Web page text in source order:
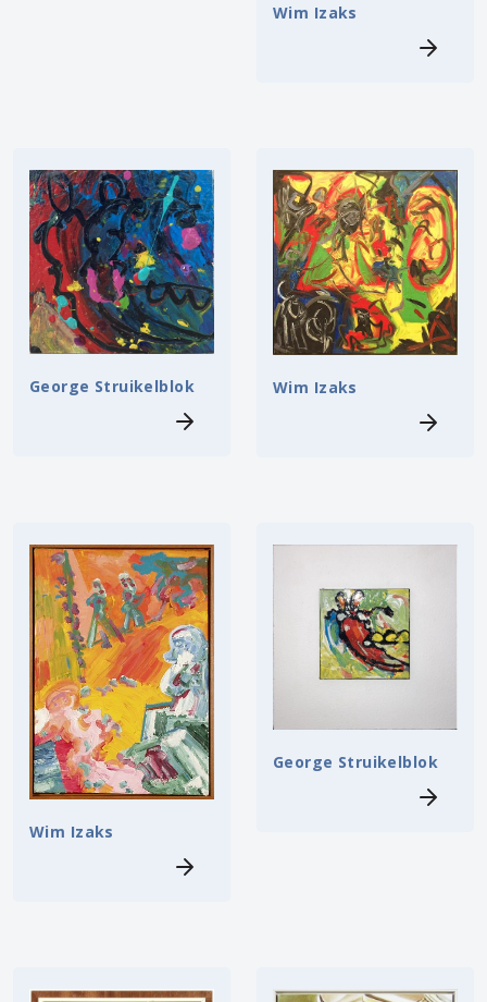
Wim Izaks
George Struikelblok Wim Izaks
Wim Izaks
George Struikelblok